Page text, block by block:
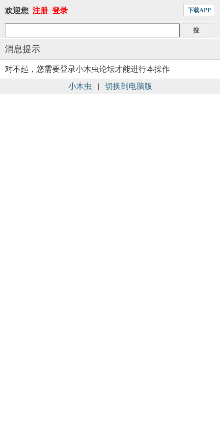
欢迎您 注册 登录 下载APP
消息提示
对不起，您需要登录小木虫论坛才能进行本操作
小木虫 | 切换到电脑版